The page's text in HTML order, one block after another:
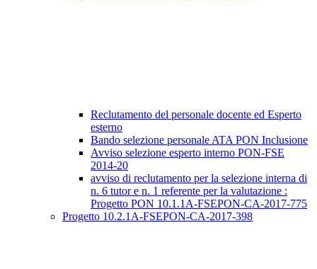
Reclutamento del personale docente ed Esperto
esterno
Bando selezione personale ATA PON Inclusione
Avviso selezione esperto interno PON-FSE
2014-20
avviso di reclutamento per la selezione interna di
n. 6 tutor e n. 1 referente per la valutazione :
Progetto PON 10.1.1A-FSEPON-CA-2017-775
Progetto 10.2.1A-FSEPON-CA-2017-398